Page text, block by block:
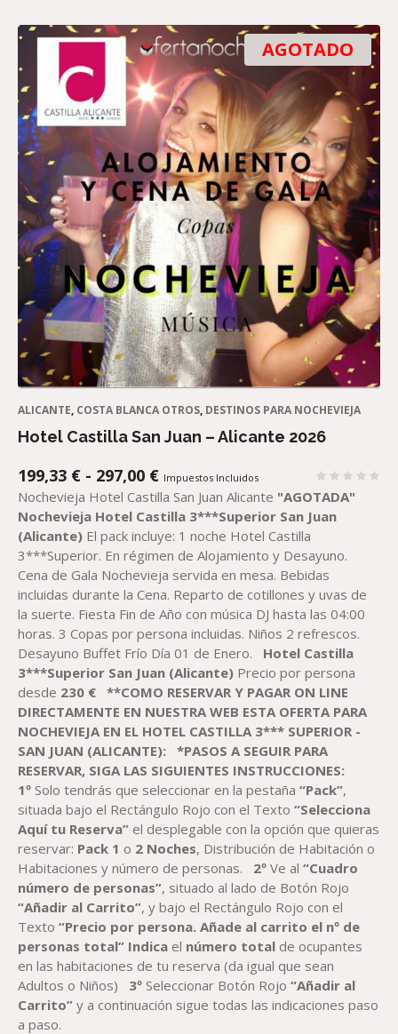
AGOTADO
ALICANTE, COSTA BLANCA OTROS, DESTINOS PARA NOCHEVIEJA
Hotel Castilla San Juan – Alicante 2026
199,33 € - 297,00 €RANGO
DE
PRECIOS:
DESDE
199,33 €
HASTA
297,00 €
Impuestos Incluidos
Nochevieja Hotel Castilla San Juan Alicante "AGOTADA"
Nochevieja Hotel Castilla 3***Superior San Juan
(Alicante) El pack incluye: 1 noche Hotel Castilla
3***Superior. En régimen de Alojamiento y Desayuno.
Cena de Gala Nochevieja servida en mesa. Bebidas
incluidas durante la Cena. Reparto de cotillones y uvas de
la suerte. Fiesta Fin de Año con música DJ hasta las 04:00
horas. 3 Copas por persona incluidas. Niños 2 refrescos.
Desayuno Buffet Frío Día 01 de Enero. Hotel Castilla
3***Superior San Juan (Alicante) Precio por persona
desde 230 €
**COMO RESERVAR Y PAGAR ON LINE
DIRECTAMENTE EN NUESTRA WEB ESTA OFERTA PARA
NOCHEVIEJA EN EL HOTEL CASTILLA 3*** SUPERIOR -
SAN JUAN (ALICANTE):
*PASOS A SEGUIR PARA
RESERVAR, SIGA LAS SIGUIENTES INSTRUCCIONES:
1º Solo tendrás que seleccionar en la pestaña“Pack”,
situada bajo el Rectángulo Rojo con el Texto“Selecciona
Aquí tu Reserva” el desplegable con la opción que quieras
reservar: Pack 1 o 2 Noches, Distribución de Habitación o
Habitaciones y número de personas. 2º Ve al“Cuadro
número de personas”, situado al lado de Botón Rojo
“Añadir al Carrito”, y bajo el Rectángulo Rojo con el
Texto“Precio por persona. Añade al carrito el nº de
personas total” Indica el número total de ocupantes
en las habitaciones de tu reserva (da igual que sean
Adultos o Niños) 3º Seleccionar Botón Rojo“Añadir al
Carrito” y a continuación sigue todas las indicaciones paso
a paso.